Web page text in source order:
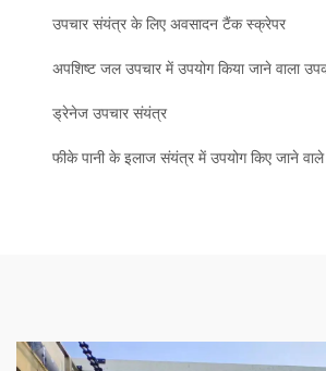
उपचार संयंत्र के लिए अवसादन टैंक स्क्रेपर
अपशिष्ट जल उपचार में उपयोग किया जाने वाला
ड्रेनेज उपचार संयंत्र
फीके पानी के इलाज संयंत्र में उपयोग किए जाने